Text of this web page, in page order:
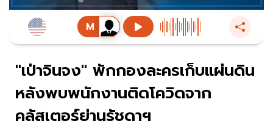
"เป่าจินจง" พักกองละครเก็บแผ่นดิน
หลังพบพนักงานติดโควิดจาก
คลัสเตอร์ย่านรัชดาฯ